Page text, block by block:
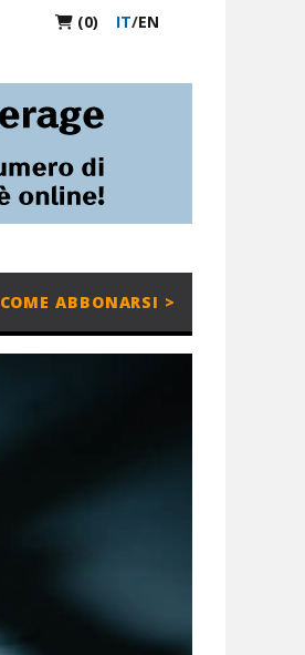
(0) IT/EN
COME ABBONARSI >